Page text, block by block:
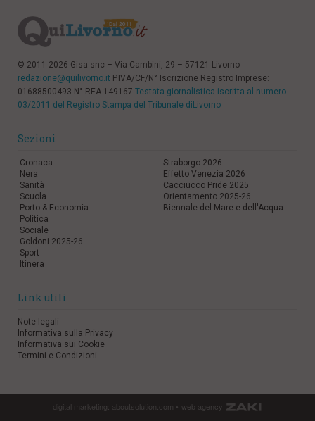
© 2011-2026 Gisa snc – Via Cambini, 29 – 57121 Livorno
redazione@quilivorno.it P.IVA/CF/N° Iscrizione Registro Imprese:
01688500493 N° REA 149167 Testata giornalistica iscritta al numero
03/2011 del Registro Stampa del Tribunale diLivorno
Sezioni
Cronaca
Nera
Sanità
Scuola
Porto & Economia
Politica
Sociale
Goldoni 2025-26
Sport
Itinera
Straborgo 2026
Effetto Venezia 2026
Cacciucco Pride 2025
Orientamento 2025-26
Biennale del Mare e dell'Acqua
Link utili
Note legali
Informativa sulla Privacy
Informativa sui Cookie
Termini e Condizioni
digital marketing: aboutsolution.com •web agency